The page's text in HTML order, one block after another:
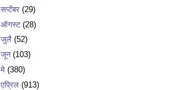
सप्टेंबर (29)
ऑगस्ट (28)
जुलै (52)
जून (103)
मे (380)
एप्रिल (913)